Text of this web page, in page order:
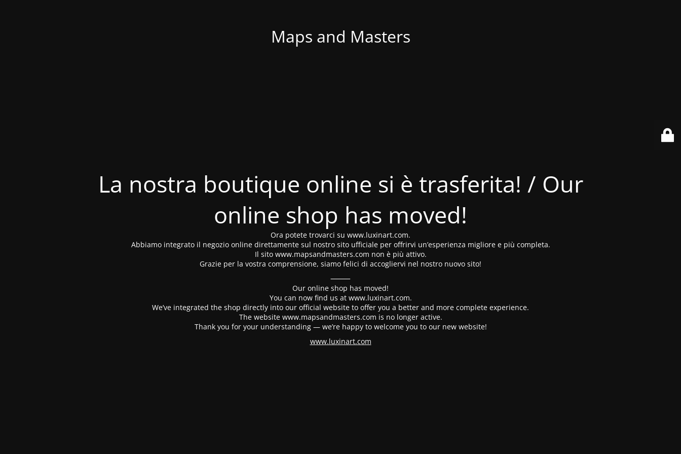
Maps and Masters
La nostra boutique online si è trasferita! / Our
online shop has moved!
Ora potete trovarci su www.luxinart.com.
Abbiamo integrato il negozio online direttamente sul nostro sito ufficiale per offrirvi un’esperienza migliore e più completa.
Il sito www.mapsandmasters.com non è più attivo.
Grazie per la vostra comprensione, siamo felici di accogliervi nel nostro nuovo sito!
⸻
Our online shop has moved!
You can now find us at www.luxinart.com.
We’ve integrated the shop directly into our official website to offer you a better and more complete experience.
The website www.mapsandmasters.com is no longer active.
Thank you for your understanding — we’re happy to welcome you to our new website!
www.luxinart.com